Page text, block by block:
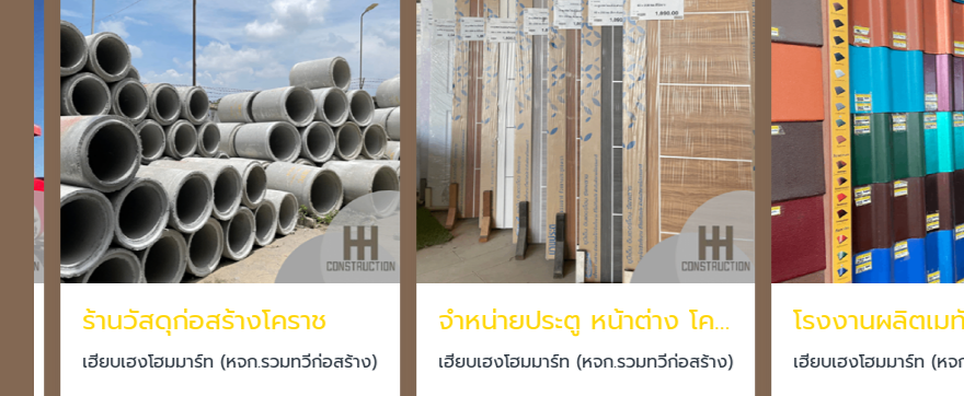
ร้านวัสดุก่อสร้างโคราช
เฮียบเฮงโฮมมาร์ท (หจก.รวมทวีก่อสร้าง)
จำหน่ายประตู หน้าต่าง โคราช
เฮียบเฮงโฮมมาร์ท (หจก.รวมทวีก่อสร้าง) เฮียบเฮงโฮมมาร์ท (หจก.